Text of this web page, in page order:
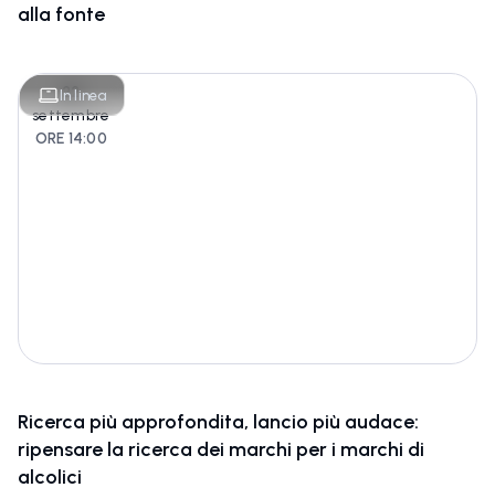
alla fonte
In linea
22
settembre
ORE 14:00
Ricerca più approfondita, lancio più audace:
ripensare la ricerca dei marchi per i marchi di
alcolici